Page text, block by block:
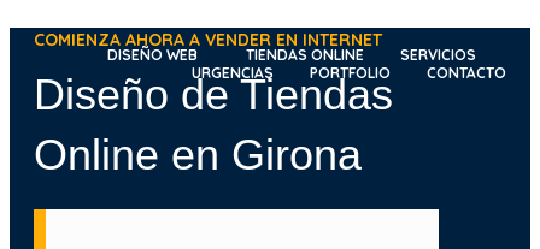
contenido
DISEÑO WEB TIENDAS ONLINE
SERVICIOS
URGENCIAS
PORTFOLIO CONTACTO
COMIENZA AHORA A VENDER EN INTERNET
Diseño de Tiendas
Online en Girona